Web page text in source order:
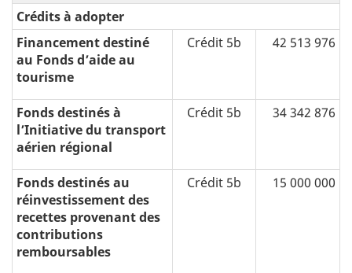
Crédits à adopter
Financement destiné
au Fonds d’aide au
tourisme
Crédit 5b 42 513 976
Fonds destinés à
l’Initiative du transport
aérien régional
Crédit 5b 34 342 876
Fonds destinés au
réinvestissement des
recettes provenant des
contributions
remboursables
Crédit 5b 15 000 000